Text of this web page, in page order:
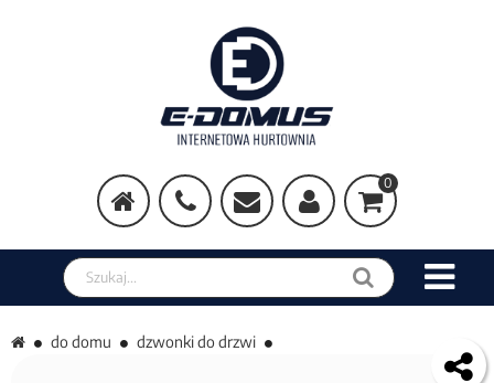
0
Szukaj w sklepie
do domu dzwonki do drzwi